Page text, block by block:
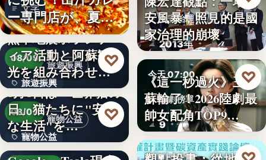
文字
ー専門店が、夏限
定「無限…
旅遊振興
08/09
旅遊振興
2
熊本地震ボランテ
ィア活動と阿蘇観
光を組み合わせた
「ボラン…
♡
寵物公益
08/09
寵物公益
8月8日は「世界猫の
日」猫たちに"安全
な生活"を…
♡
下班國際線》
食安治理
2013年
安風暴，照見的是國
家治理的崩壞
今天 07:00
影劇榜單
9
《這一秒過火》王籽
蘇輸了！2026陸劇最
帥女配角TOP9…
♡
今天 07:00